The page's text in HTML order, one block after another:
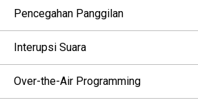
Pencegahan Panggilan
Interupsi Suara
Over-the-Air Programming